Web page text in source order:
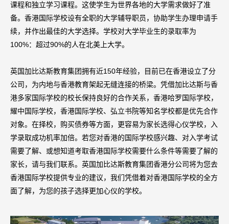
课程和独立学习课程。这使学生为世界各地的大学需求做好了准
备。香港国际学校设有全职的大学辅导职员，协助学生办理申请手
续，并作出最佳的大学选择。学校对大学毕业生的录取率为
100%：超过90%的人在北美上大学。
英国加比达斯教育集团拥有近150年经验，目前已在香港设立了分
公司，为内地与香港教育架起无缝连接的桥梁。凭借加比达斯与香
港多家国际学校的校长保持良好的合作关系，香港哈罗国际学校，
耀中国际学校，香港国际学校、弘立书院等知名学校都是优先合作
对象。在择校，购买债券等方面，更容易为家长选得心仪学校，入
学录取成功机率加倍。若您对香港的国际学校感兴趣、对入学考试
需要了解、或想知道考取香港国际学校需要什么条件等需要了解的
家长，请与我们联系。英国加比达斯教育集团香港分公司将为您去
香港国际学校提供专业的建议，我们凭借着对香港国际学校的全方
面了解，为您的孩子选择更加心仪的学校。